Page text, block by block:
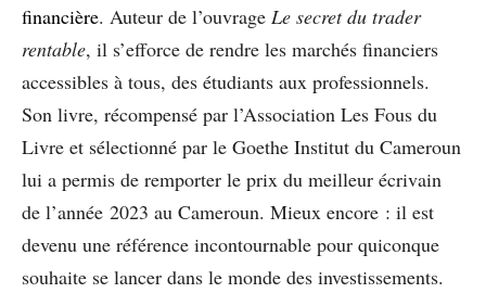
financière. Auteur de l’ouvrage Le secret du trader
rentable, il s’efforce de rendre les marchés financiers
accessibles à tous, des étudiants aux professionnels.
Son livre, récompensé par l’Association Les Fous du
Livre et sélectionné par le Goethe Institut du Cameroun
lui a permis de remporter le prix du meilleur écrivain
de l’année 2023 au Cameroun. Mieux encore : il est
devenu une référence incontournable pour quiconque
souhaite se lancer dans le monde des investissements.